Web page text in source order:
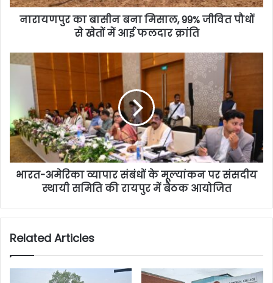
नारायणपुर का बासीन बना मिसाल, 99% जीवित पौधों
से खेतों में आई फलदार क्रांति
भारत-अमेरिका व्यापार संबंधों के मूल्यांकन पर संसदीय
स्थायी समिति की रायपुर में बैठक आयोजित
Related Articles